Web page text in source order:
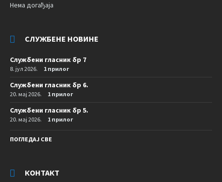
Нема догађаја
СЛУЖБЕНЕ НОВИНЕ
Службени гласник бр 7
8. јул 2026. 1 прилог
Службени гласник бр 6.
20. мај 2026. 1 прилог
Службени гласник бр 5.
20. мај 2026. 1 прилог
ПОГЛЕДАЈ СВЕ
КОНТАКТ